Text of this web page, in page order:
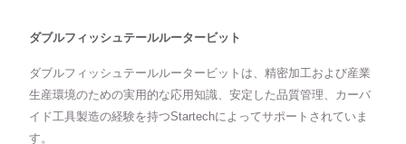
ダブルフィッシュテールルータービット
ダブルフィッシュテールルータービットは、精密加工および産業
生産環境のための実用的な応用知識、安定した品質管理、カーバ
イド工具製造の経験を持つStartechによってサポートされていま
す。